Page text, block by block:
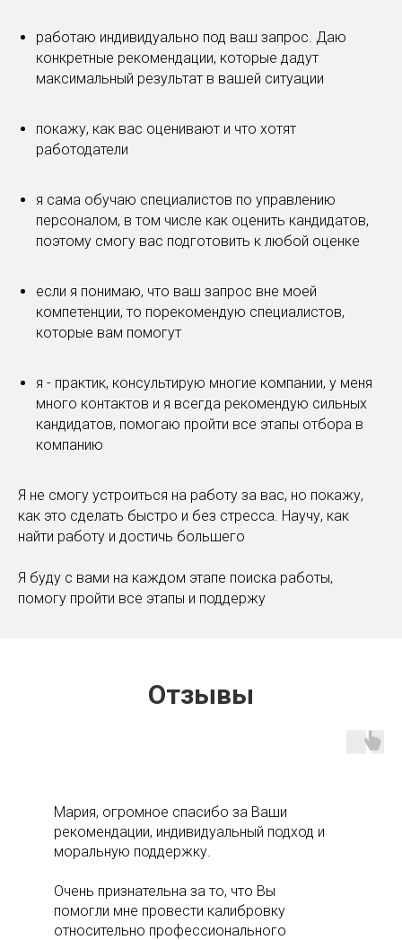
работаю индивидуально под ваш запрос. Даю
конкретные рекомендации, которые дадут
максимальный результат в вашей ситуации
покажу, как вас оценивают и что хотят
работодатели
я сама обучаю специалистов по управлению
персоналом, в том числе как оценить кандидатов,
поэтому смогу вас подготовить к любой оценке
если я понимаю, что ваш запрос вне моей
компетенции, то порекомендую специалистов,
которые вам помогут
я - практик, консультирую многие компании, у меня
много контактов и я всегда рекомендую сильных
кандидатов, помогаю пройти все этапы отбора в
компанию
Я не смогу устроиться на работу за вас, но покажу,
как это сделать быстро и без стресса. Научу, как
найти работу и достичь большего
Я буду с вами на каждом этапе поиска работы,
помогу пройти все этапы и поддержу
Отзывы
Мария, огромное спасибо за Ваши
рекомендации, индивидуальный подход и
моральную поддержку.
Очень признательна за то, что Вы
помогли мне провести калибровку
относительно профессионального